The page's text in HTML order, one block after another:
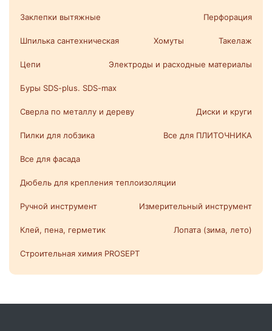
Заклепки вытяжные Перфорация
Шпилька сантехническая Хомуты Такелаж
Цепи Электроды и расходные материалы
Буры SDS-plus. SDS-max
Сверла по металлу и дереву Диски и круги
Пилки для лобзика Все для ПЛИТОЧНИКА
Все для фасада
Дюбель для крепления теплоизоляции
Ручной инструмент Измерительный инструмент
Клей, пена, герметик Лопата (зима, лето)
Строительная химия PROSEPT